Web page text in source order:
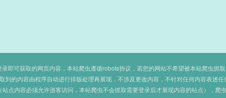
即可获取的网页内容，本站爬虫遵循robots协议，若您的网站不希望被本站爬虫抓
到的内容由程序自动进行排版处理再展现，不涉及更改内容，不针对任何内容表述任
点内容必须允许游客访问，本站爬虫不会抓取需要登录后才展现内容的站点），爬